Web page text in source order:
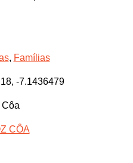
, Famílias
-7.1436479
CÔA